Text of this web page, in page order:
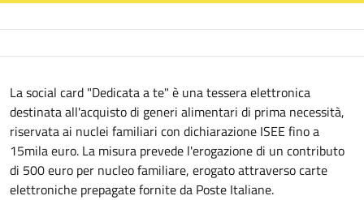
Descrizione
La social card "Dedicata a te" è una tessera elettronica
destinata all'acquisto di generi alimentari di prima necessità,
riservata ai nuclei familiari con dichiarazione ISEE fino a
15mila euro. La misura prevede l'erogazione di un contributo
di 500 euro per nucleo familiare, erogato attraverso carte
elettroniche prepagate fornite da Poste Italiane.